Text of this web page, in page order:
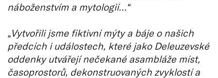
náboženstvím a mytologií…“
„Vytvořili jsme fiktivní mýty a báje o našich
předcích i událostech, které jako Deleuzevské
oddenky utvářejí nečekané asambláže míst,
časoprostorů, dekonstruovaných zvyklostí a